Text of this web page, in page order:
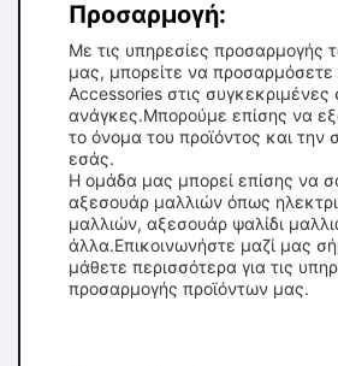
Προσαρμογή:
Με τις υπηρεσίες προσαρμογής
μας, μπορείτε να
Accessories στις συγκεκριμένες
ανάγκες.Μπορούμε επίσης να
το όνομα του προϊόντος και την
εσάς.
Η ομάδα μας μπορεί επίσης να
αξεσουάρ μαλλιών όπως
μαλλιών, αξεσουάρ ψαλίδι
άλλα.Επικοινωνήστε μαζί μας
μάθετε περισσότερα για τις
προσαρμογής προϊόντων μας.